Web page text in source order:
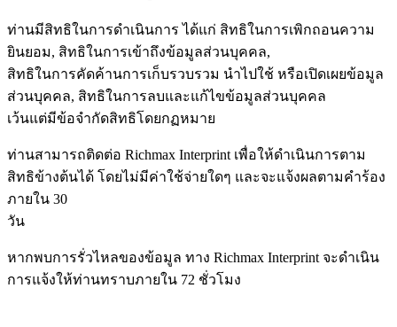
ท่านมีสิทธิในการดำเนินการ ได้แก่ สิทธิในการเพิกถอนความ
ยินยอม, สิทธิในการเข้าถึงข้อมูลส่วนบุคคล,
สิทธิในการคัดค้านการเก็บรวบรวม นำไปใช้ หรือเปิดเผยข้อมูล
ส่วนบุคคล, สิทธิในการลบและแก้ไขข้อมูลส่วนบุคคล
เว้นแต่มีข้อจำกัดสิทธิโดยกฏหมาย
ท่านสามารถติดต่อ Richmax Interprint เพื่อให้ดำเนินการตาม
สิทธิข้างต้นได้ โดยไม่มีค่าใช้จ่ายใดๆ และจะแจ้งผลตามคำร้อง
ภายใน 30
วัน
หากพบการรั่วไหลของข้อมูล ทาง Richmax Interprint จะดำเนิน
การแจ้งให้ท่านทราบภายใน 72 ชั่วโมง